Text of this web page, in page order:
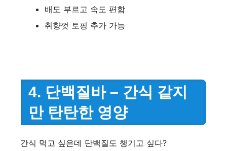
배도 부르고 속도 편함
취향껏 토핑 추가 가능
4. 단백질바 – 간식 같지
만 탄탄한 영양
간식 먹고 싶은데 단백질도 챙기고 싶다?